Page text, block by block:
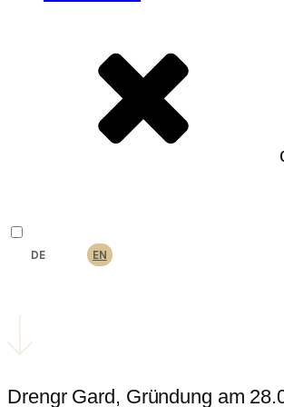
DE EN
Drengr Gard, Gründung am